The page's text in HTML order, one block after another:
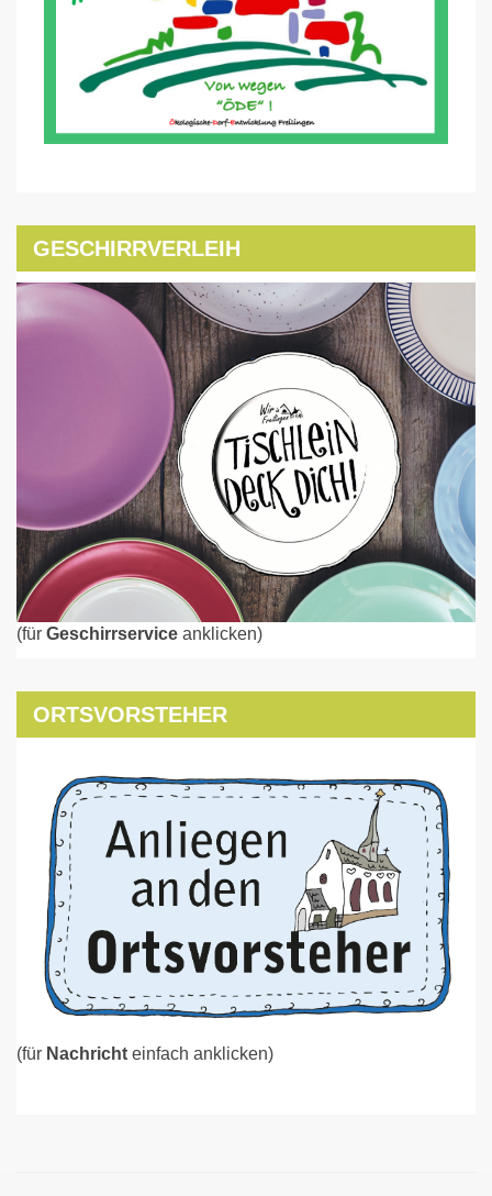
GESCHIRRVERLEIH
(für Geschirrservice anklicken)
ORTSVORSTEHER
(für Nachricht einfach anklicken)